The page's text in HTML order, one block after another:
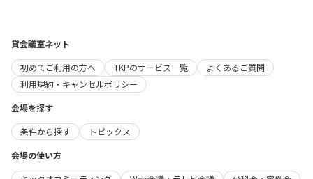
貸会議室ネット
初めてご利用の方へ
TKPのサービス一覧
よくあるご質問
利用規約・キャンセルポリシー
会場を探す
条件から探す
トピックス
会場の使い方